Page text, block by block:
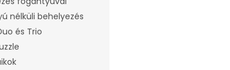
nélküli behelyezés
és Trio